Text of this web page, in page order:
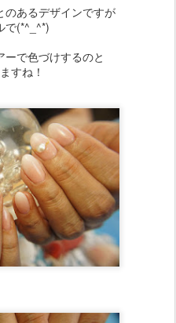
のあるデザインですが
で(*^_^*)
で色づけするのと
すね！